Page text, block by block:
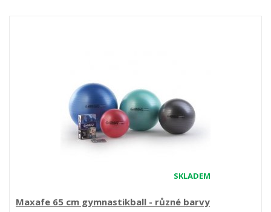
SKLADEM
Maxafe 65 cm gymnastikball - různé barvy